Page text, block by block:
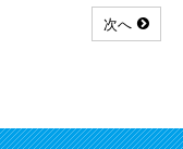
次へ